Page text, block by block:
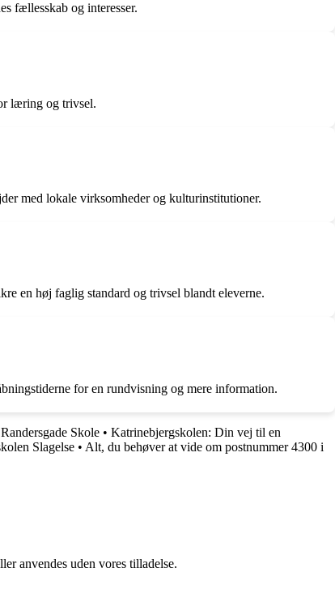
fællesskab og interesser.
læring og trivsel.
med lokale virksomheder og kulturinstitutioner.
en høj faglig standard og trivsel blandt eleverne.
for en rundvisning og mere information.
Skole • Katrinebjergskolen: Din vej til en
Slagelse • Alt, du behøver at vide om postnummer 4300 i
anvendes uden vores tilladelse.